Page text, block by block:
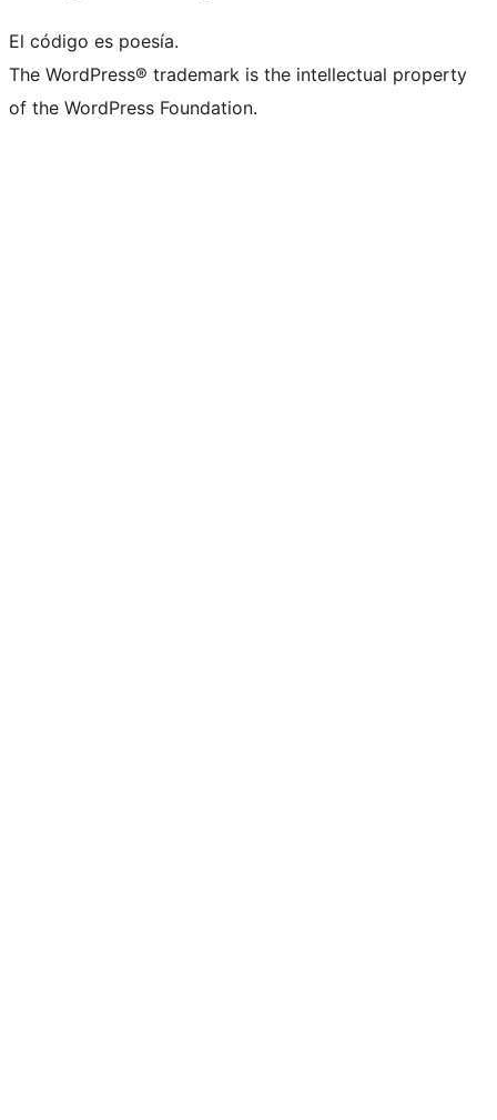
El código es poesía.
The WordPress® trademark is the intellectual property
of the WordPress Foundation.